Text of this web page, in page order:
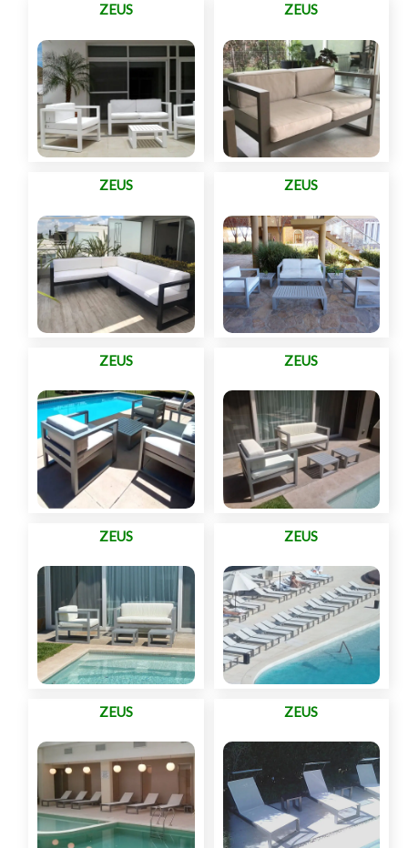
ZEUS ZEUS
ZEUS ZEUS
ZEUS ZEUS
ZEUS ZEUS
ZEUS ZEUS